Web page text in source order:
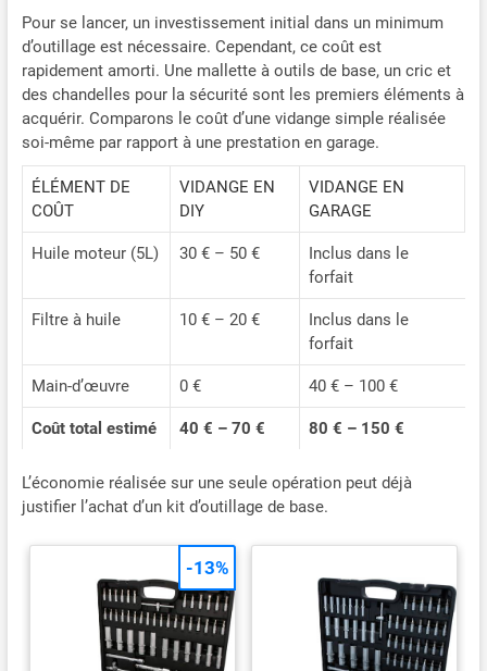
plus importantes, laissant les réservoirs secs. Tube principal :
249 x 1000 mm ; Tube d'extension 1 : 7 x 1200 mm ; Tube
d'extension 2 : 6 x 1200 mm ; tuyau d'aspiration : 8 x 1480 mm.
Utilisation Pratique : Pensez moins, faites plus avec notre
système de changement de fluide en quatre étapes. Prenez un
tube, oubliez la jauge d'huile, pompez le liquide et versez-le.
Notre pompe de vidange moteur est un rêve propre et
écologique qui vous permet de garder les mains propres et le
de transmission, liquide de direction assistée ou liquide de
frein : notre extracteur de pompe à huile est parfait pour
extraire différents types de liquides. Où que vous soyez, quel
que soit votre véhicule, qu'il s'agisse d'une voiture, d'une moto,
d'un yacht, d'une tondeuse à gazon ou d'un tracteur, nous
sommes le gadget qu'il vous faut pour extraire rapidement un
liquide.
Pour se lancer, un investissement initial dans un minimum
d’outillage est nécessaire. Cependant, ce coût est
rapidement amorti. Une mallette à outils de base, un cric et
des chandelles pour la sécurité sont les premiers éléments à
acquérir. Comparons le coût d’une vidange simple réalisée
soi-même par rapport à une prestation en garage.
ÉLÉMENT DE
COÛT
VIDANGE EN
DIY
VIDANGE EN
GARAGE
Huile moteur (5L) 30 € – 50 €
Inclus dans le
forfait
Filtre à huile 10 € – 20 €
Inclus dans le
forfait
Main-d’œuvre 0 € 40 € – 100 €
Coût total estimé 40 € – 70 € 80 € – 150 €
L’économie réalisée sur une seule opération peut déjà
justifier l’achat d’un kit d’outillage de base.
-13%